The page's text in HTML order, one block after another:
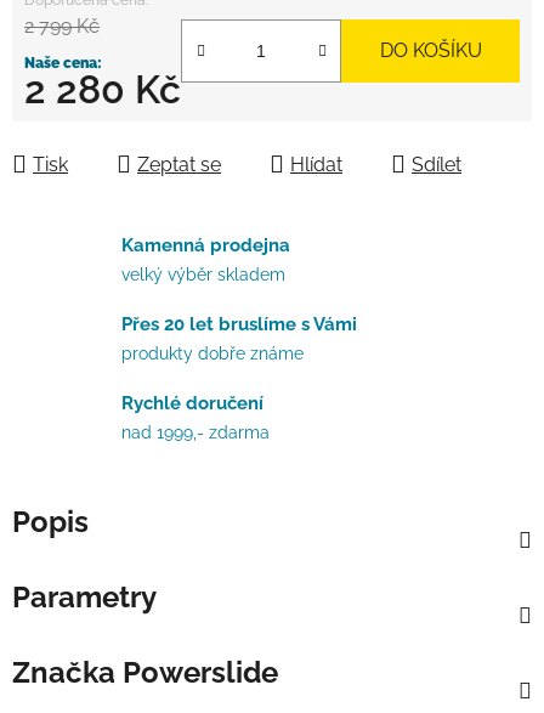
2 799 Kč
2 280 Kč
DO KOŠÍKU
Tisk Zeptat se Hlídat Sdílet
Kamenná prodejna
velký výběr skladem
Přes 20 let bruslíme s Vámi
produkty dobře známe
Rychlé doručení
nad 1999,- zdarma
Popis
Parametry
Značka Powerslide